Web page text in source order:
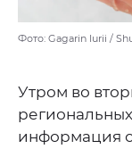
Фото: Gagarin Iurii /
Утром во
информация